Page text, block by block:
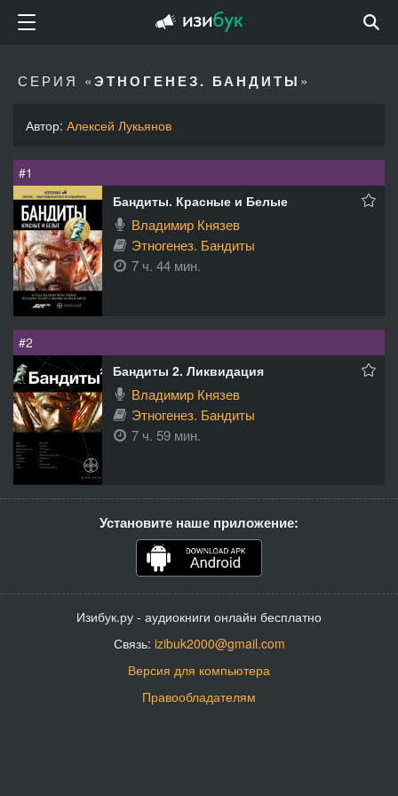
СЕРИЯ «ЭТНОГЕНЕЗ. БАНДИТЫ »
Автор: Алексей Лукьянов
#1
Бандиты. Красные и Белые
Владимир Князев
Этногенез. Бандиты
7 ч. 44 мин.
#2
Бандиты 2. Ликвидация
Владимир Князев
Этногенез. Бандиты
7 ч. 59 мин.
Установите наше приложение:
Изибук.ру - аудиокниги онлайн бесплатно
Связь: izibuk2000@gmail.com
Версия для компьютера
Правообладателям